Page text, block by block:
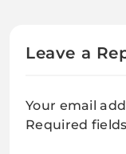
Leave a
Your email
Required